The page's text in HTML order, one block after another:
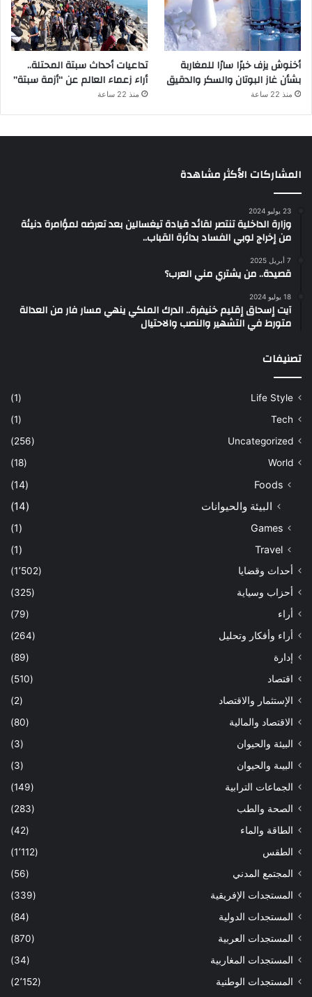
أخنوش يزف خبرًا سارًا للمغاربة
بشأن غاز البوتان والسكر والدقيق
منذ 22 ساعة
تداعيات أحداث سبتة المحتلة..
أراء زعماء العالم عن “أزمة سبتة”
منذ 22 ساعة
المشاركات الأكثر مشاهدة
23 يوليو 2024
وزارة الداخلية تنتصر لقائد قيادة تيغسالين بعد تعرضه لمؤامرة دنيئة
من إخراج لوبي الفساد بدائرة القباب..
7 أبريل 2025
قصيدة.. من يشتري مني العرب؟
18 يوليو 2024
آيت إسحاق إقليم خنيفرة.. الدرك الملكي ينهي مسار فار من العدالة
متورط في التشهير والنصب والاحتيال
تصنيفات
Life Style
(1)
Tech
(1)
Uncategorized
(256)
World
(18)
Foods
(14)
البيئة والحيوانات (14)
Games
(1)
Travel
(1)
أحداث وقضايا
(1٬502)
أحزاب وسياية
(325)
أراء
(79)
أراء وأفكار وتحليل
(264)
إدارة
(89)
اقتصاد
(510)
الإستثمار والاقتصاد
(2)
الاقتصاد والمالية
(80)
البيئة والحيوان
(3)
البيىة والحيوان
(3)
الجماعات الترابية
(149)
الصحة والطب
(283)
الطاقة والماء
(42)
الطقس
(1٬112)
المجتمع المدني
(56)
المستجدات الإفريقية
(339)
المستجدات الدولية
(84)
المستجدات العربية
(870)
المستجدات المغاربية
(34)
المستجدات الوطنية
(2٬152)